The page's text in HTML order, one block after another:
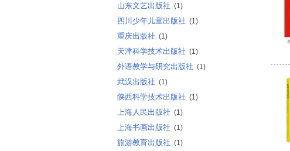
山东文艺出版社 (1)
四川少年儿童出版社 (1)
重庆出版社 (1)
天津科学技术出版社 (1)
外语教学与研究出版社 (1)
武汉出版社 (1)
陕西科学技术出版社 (1)
上海人民出版社 (1)
上海书画出版社 (1)
旅游教育出版社 (1)